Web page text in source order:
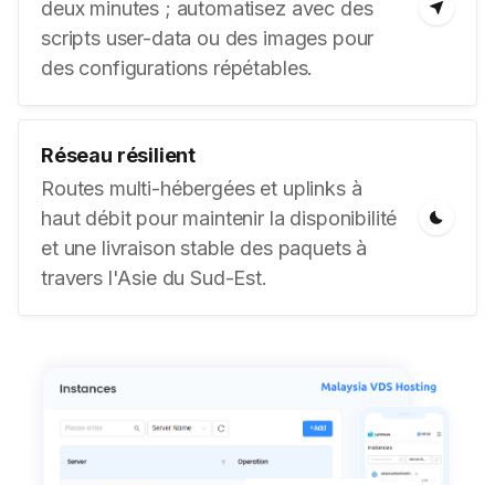
deux minutes ; automatisez avec des
scripts user-data ou des images pour
des configurations répétables.
Réseau résilient
Routes multi-hébergées et uplinks à
haut débit pour maintenir la disponibilité
et une livraison stable des paquets à
travers l'Asie du Sud-Est.